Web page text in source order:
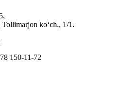
koʻch., 1/1.
150-11-72